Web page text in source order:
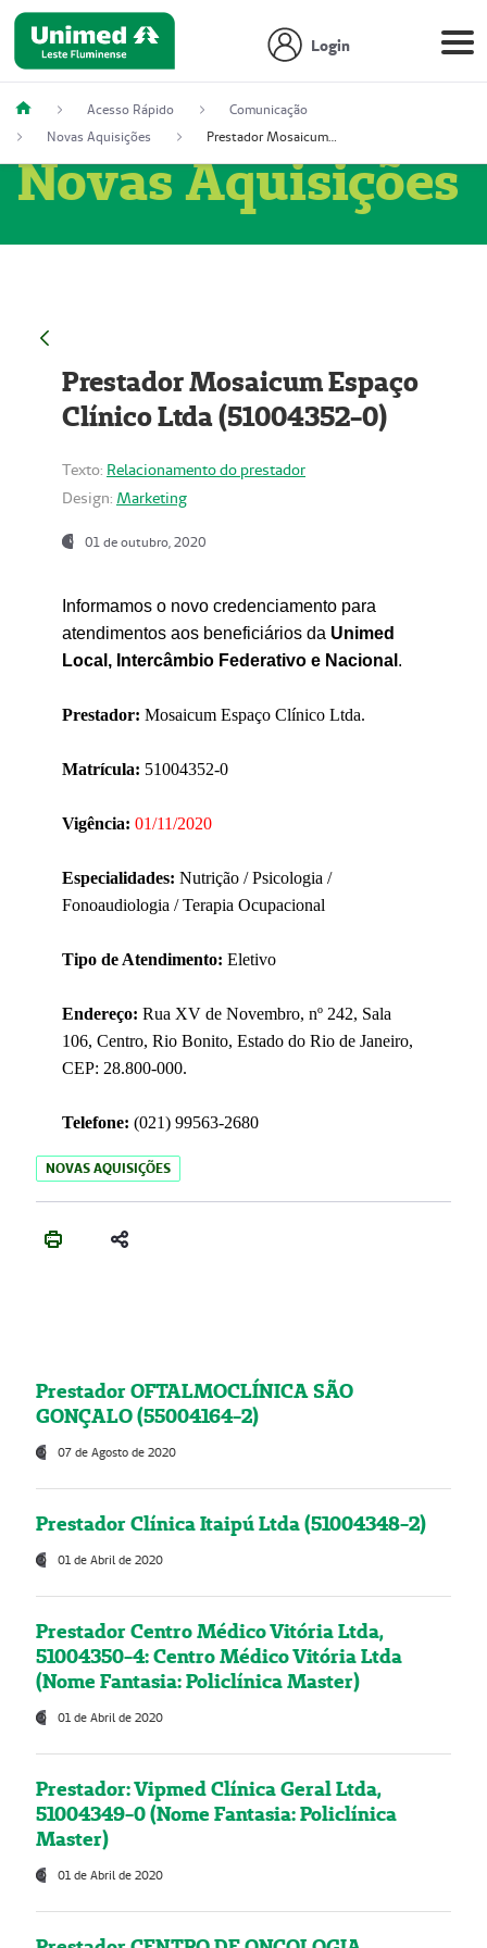
Login
Acesso Rápido
Comunicação
Novas Aquisições
Prestador Mosaicum Espaço Clínico Ltda (51004352-0)
Novas Aquisições
Prestador Mosaicum Espaço
Clínico Ltda (51004352-0)
Texto: Relacionamento do prestador
Design: Marketing
01 de outubro, 2020
Informamos o novo credenciamento para
atendimentos aos beneficiários da Unimed
Local, Intercâmbio Federativo e Nacional .
Prestador: Mosaicum Espaço Clínico Ltda.
Matrícula: 51004352-0
Vigência: 01/11/2020
Especialidades: Nutrição / Psicologia /
Fonoaudiologia / Terapia Ocupacional
Tipo de Atendimento: Eletivo
Endereço: Rua XV de Novembro, nº 242, Sala
106, Centro, Rio Bonito, Estado do Rio de Janeiro,
CEP: 28.800-000.
Telefone: (021) 99563-2680
NOVAS AQUISIÇÕES
Prestador OFTALMOCLÍNICA SÃO
GONÇALO (55004164-2)
07 de Agosto de 2020
Prestador Clínica Itaipú Ltda (51004348-2)
01 de Abril de 2020
Prestador Centro Médico Vitória Ltda,
51004350-4: Centro Médico Vitória Ltda
(Nome Fantasia: Policlínica Master)
01 de Abril de 2020
Prestador: Vipmed Clínica Geral Ltda,
51004349-0 (Nome Fantasia: Policlínica
Master)
01 de Abril de 2020